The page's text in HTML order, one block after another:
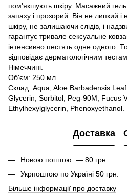
пом'якшують шкіру. Масажний гель
запаху і прозорий. Він не липкий
шкіру, не залишаючи слідів, і
гарантує тривале сексуальне
інтенсивно пестять одне одного.
відповідає дерматологічним
Німеччині.
Об'єм: 250 мл
Склад: Aqua, Aloe Barbadensis
Glycerin, Sorbitol, Peg-90M, Fucus
Ethylhexylglycerin, Phenoxyethanol.
Доставка
Новою поштою — 80 грн.
Укрпоштою по Україні 50 грн.
Більше інформації про доставку